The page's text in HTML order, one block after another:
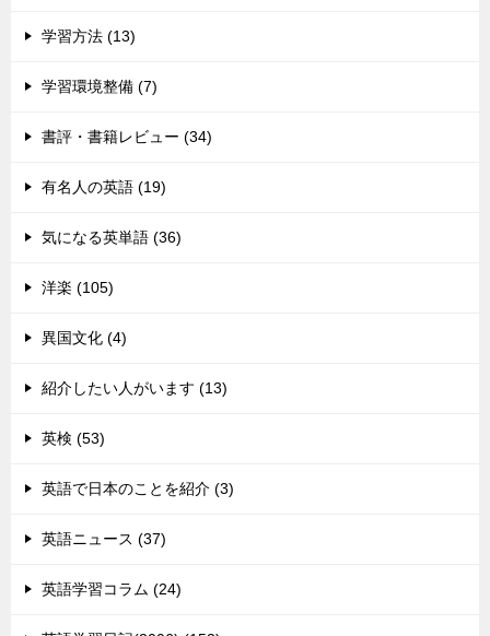
学習方法 (13)
学習環境整備 (7)
書評・書籍レビュー (34)
有名人の英語 (19)
気になる英単語 (36)
洋楽 (105)
異国文化 (4)
紹介したい人がいます (13)
英検 (53)
英語で日本のことを紹介 (3)
英語ニュース (37)
英語学習コラム (24)